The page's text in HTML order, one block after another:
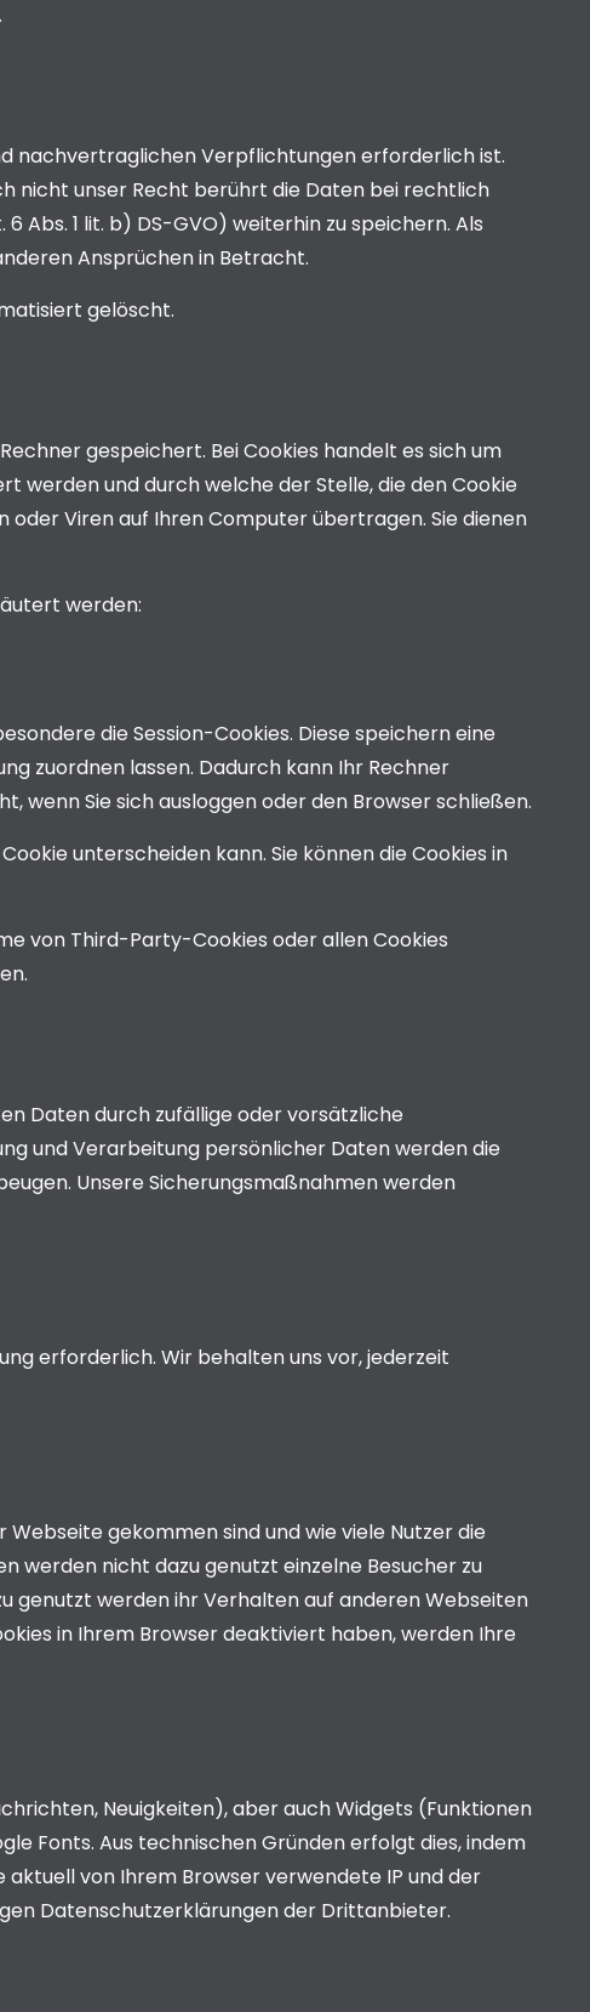
nachvertraglichen Verpflichtungen erforderlich ist.
nicht unser Recht berührt die Daten bei rechtlich
Abs. 1 lit. b) DS-GVO) weiterhin zu speichern. Als
Ansprüchen in Betracht.
gelöscht.
gespeichert. Bei Cookies handelt es sich um
werden und durch welche der Stelle, die den Cookie
Viren auf Ihren Computer übertragen. Sie dienen
werden:
die Session-Cookies. Diese speichern eine
zuordnen lassen. Dadurch kann Ihr Rechner
wenn Sie sich ausloggen oder den Browser schließen.
unterscheiden kann. Sie können die Cookies in
von Third-Party-Cookies oder allen Cookies
Daten durch zufällige oder vorsätzliche
und Verarbeitung persönlicher Daten werden die
Unsere Sicherungsmaßnahmen werden
erforderlich. Wir behalten uns vor, jederzeit
gekommen sind und wie viele Nutzer die
werden nicht dazu genutzt einzelne Besucher zu
genutzt werden ihr Verhalten auf anderen Webseiten
in Ihrem Browser deaktiviert haben, werden Ihre
Neuigkeiten), aber auch Widgets (Funktionen
Fonts. Aus technischen Gründen erfolgt dies, indem
von Ihrem Browser verwendete IP und der
Datenschutzerklärungen der Drittanbieter.